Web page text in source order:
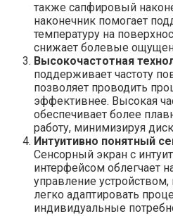
также сапфировый
наконечник помогает
температуру на
снижает болевые
Высокочастотная
поддерживает частоту
позволяет проводить
эффективнее. Высокая
обеспечивает более
работу, минимизируя
Интуитивно понятный
Сенсорный экран с
интерфейсом облегчает
управление
легко адаптировать
индивидуальные